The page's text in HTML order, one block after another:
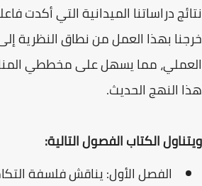
نتائج دراساتنا الميدانية التي أكدت
خرجنا بهذا العمل من نطاق النظرية
العملي، مما يسهل على مخططي
هذا النهج الحديث.
ويتناول الكتاب الفصول التالية:
الفصل الأول: يناقش فلسفة